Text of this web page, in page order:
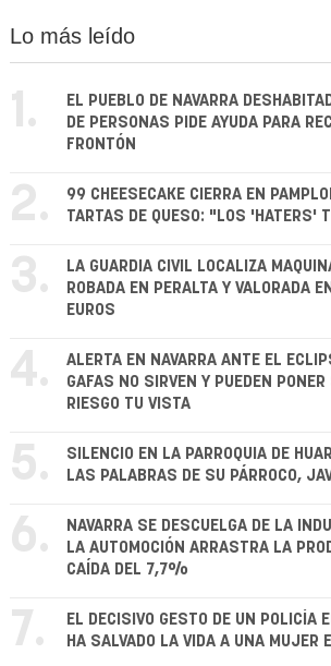
Lo más leído
1.
EL PUEBLO DE NAVARRA
DE PERSONAS PIDE AYUDA PARA
FRONTÓN
2.
99 CHEESECAKE CIERRA EN
TARTAS DE QUESO: "LOS 'HATERS'
3.
LA GUARDIA CIVIL LOCALIZA
ROBADA EN PERALTA Y VALORADA
EUROS
4.
ALERTA EN NAVARRA ANTE EL
GAFAS NO SIRVEN Y PUEDEN PONER
RIESGO TU VISTA
5.
SILENCIO EN LA PARROQUIA DE
LAS PALABRAS DE SU PÁRROCO,
6.
NAVARRA SE DESCUELGA DE LA
LA AUTOMOCIÓN ARRASTRA LA
CAÍDA DEL 7,7%
7.
EL DECISIVO GESTO DE UN POLICÍA
HA SALVADO LA VIDA A UNA MUJER